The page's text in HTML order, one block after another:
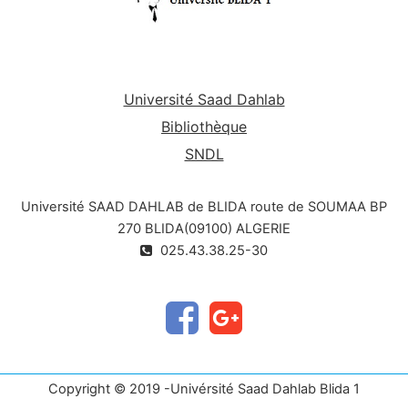
Université Saad Dahlab
Bibliothèque
SNDL
Université SAAD DAHLAB de BLIDA route de SOUMAA BP
270 BLIDA(09100) ALGERIE
025.43.38.25-30
Copyright © 2019 -Univérsité Saad Dahlab Blida 1